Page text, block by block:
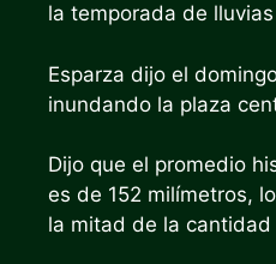
la temporada de
Esparza dijo el
inundando la plaza
Dijo que el promedio
es de 152 milímetros,
la mitad de la